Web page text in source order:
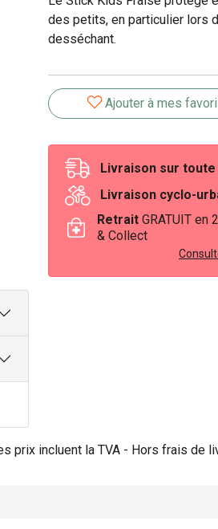
des petits, en particulier lors
desséchant.
Ajouter à mes
Livraison sur toute
Livraison cyclo-
RetraitGRATUIT en
& Collect
prix incluent la TVA - Hors frais de